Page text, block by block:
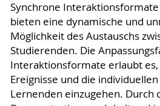
Synchrone
bieten eine dynamische und
Möglichkeit des Austauschs
Studierenden. Die
Interaktionsformate erlaubt
Ereignisse und die
Lernenden einzugehen. Durch